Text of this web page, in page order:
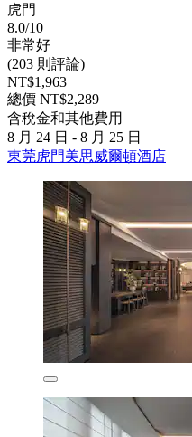
虎門
8.0/10
非常好
(203 則評論)
NT$1,963
總價 NT$2,289
含稅金和其他費用
8 月 24 日 - 8 月 25 日
東莞虎門美思威爾頓酒店